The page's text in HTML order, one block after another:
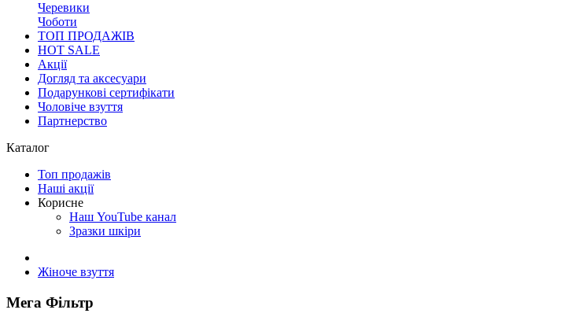
Черевики
Чоботи
ТОП ПРОДАЖІВ
HOT SALE
Акції
Догляд та аксесуари
Подарункові сертифікати
Чоловіче взуття
Партнерство
Каталог
Топ продажів
Наші акції
Корисне
Наш YouTube канал
Зразки шкіри
Жіноче взуття
Мега Фільтр